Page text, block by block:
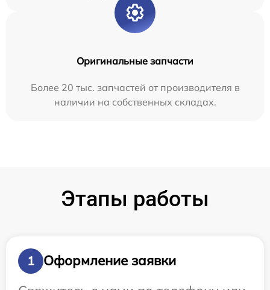
Оригинальные запчасти
Более 20 тыс. запчастей от производителя в
наличии на собственных складах.
Этапы работы
1
Оформление заявки